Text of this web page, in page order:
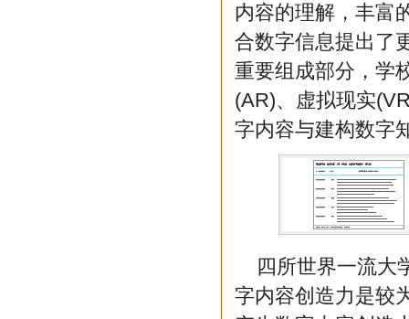
内容的理解，丰富
合数字信息提出了
重要组成部分，学
(AR)、虚拟现实
字内容与建构数字
四所世界一流大
字内容创造力是较